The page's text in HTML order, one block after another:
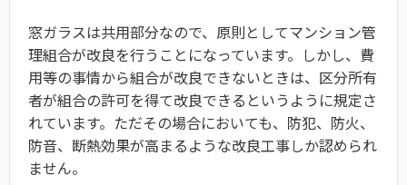
窓ガラスは共用部分なので、原則としてマンション管
理組合が改良を行うことになっています。しかし、費
用等の事情から組合が改良できないときは、区分所有
者が組合の許可を得て改良できるというように規定さ
れています。ただその場合においても、防犯、防火、
防音、断熱効果が高まるような改良工事しか認められ
ません。